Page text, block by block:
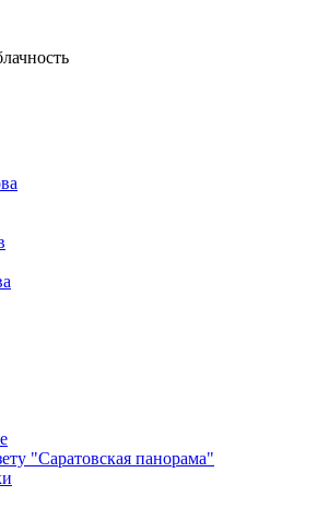
"Саратовская панорама"